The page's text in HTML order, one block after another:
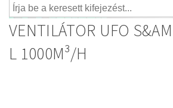
VENTILÁTOR UFO
L 1000M³/H